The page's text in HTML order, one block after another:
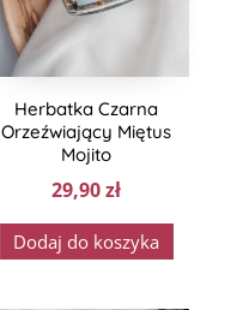
Herbatka Czarna
Orzeźwiający Miętus
Mojito
29,90zł
Dodaj do koszyka